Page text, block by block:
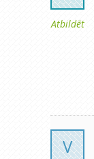
Atbildēt
V